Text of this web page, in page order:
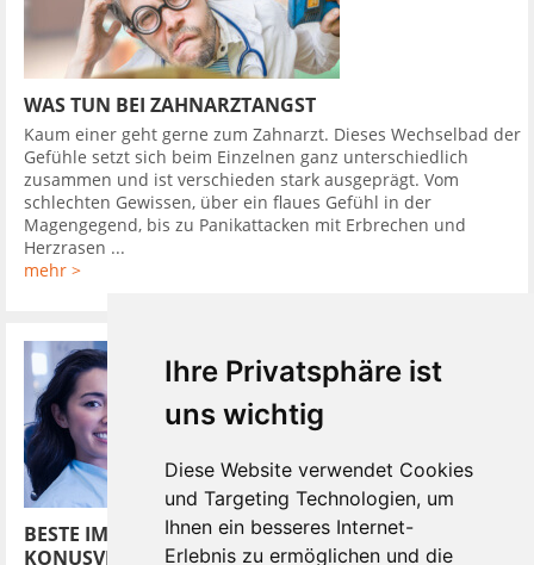
Ihre Privatsphäre ist
uns wichtig
Diese Website verwendet Cookies
und Targeting Technologien, um
Ihnen ein besseres Internet-
Erlebnis zu ermöglichen und die
WAS TUN BEI ZAHNARZTANGST
Kaum einer geht gerne zum Zahnarzt. Dieses Wechselbad der
Gefühle setzt sich beim Einzelnen ganz unterschiedlich
zusammen und ist verschieden stark ausgeprägt. Vom
schlechten Gewissen, über ein flaues Gefühl in der
Magengegend, bis zu Panikattacken mit Erbrechen und
Herzrasen ...
mehr >
BESTE IMPLANTATSYSTEME HABEN
KONUSVERBINDUNG